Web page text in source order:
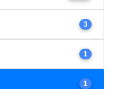
3
1
1